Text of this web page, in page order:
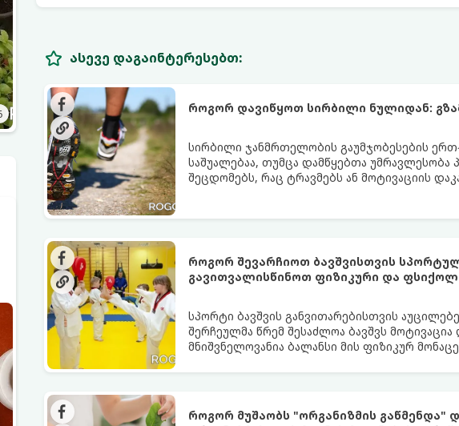
ასევე დაგაინტერესებთ:
როგორ დავიწყოთ სირბილი ნულიდან:
სირბილი ჯანმრთელობის გაუმჯობესების
საშუალებაა, თუმცა დამწყებთა უმრავლესობა
შეცდომებს, რაც ტრავმებს ან მოტივაციის
როგორ შევარჩიოთ ბავშვისთვის
გავითვალისწინოთ ფიზიკური და
სპორტი ბავშვის განვითარებისთვის
შერჩეულმა წრემ შესაძლოა ბავშვს მოტივაცია
მნიშვნელოვანია ბალანსი მის ფიზიკურ
როგორ მუშაობს "ორგანიზმის გაწმენდა"